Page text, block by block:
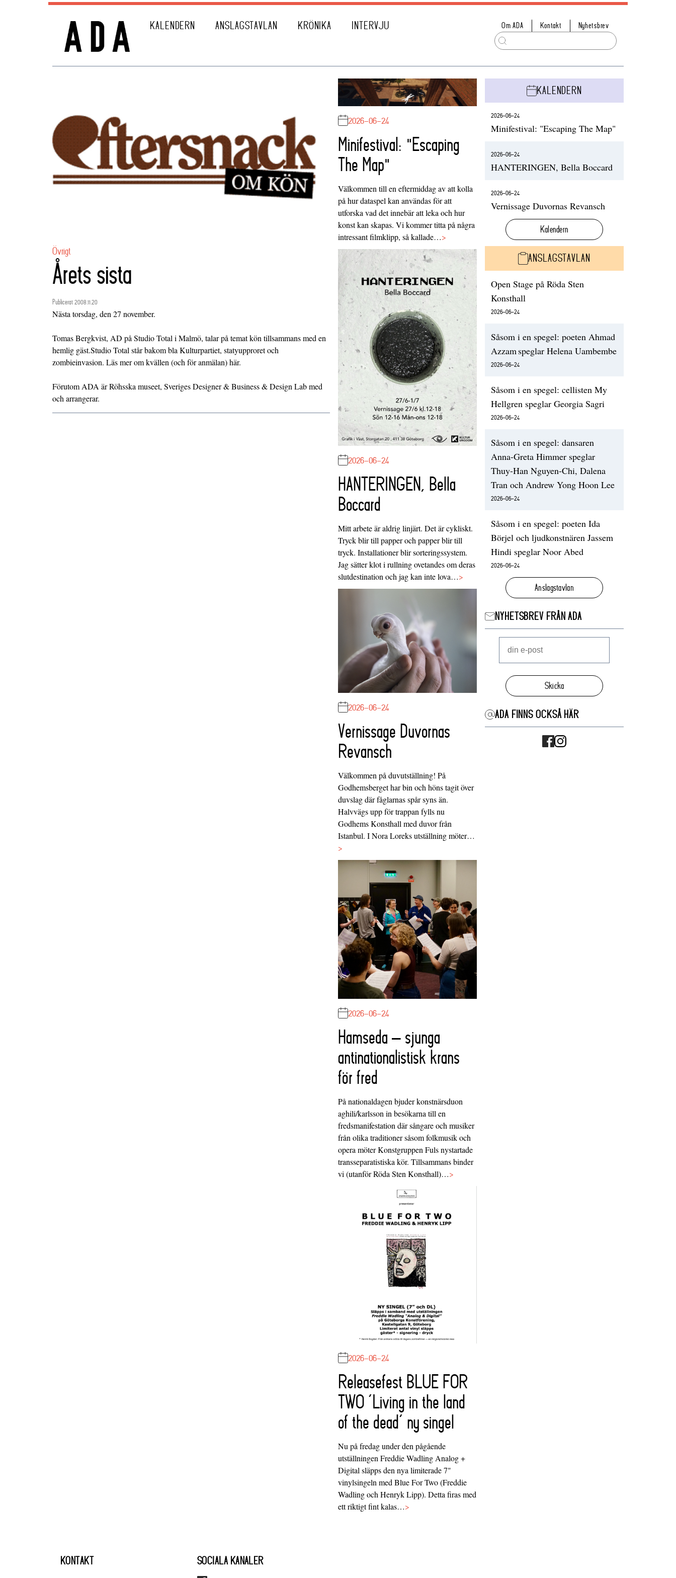
KALENDERN ANSLAGSTAVLAN KRÖNIKA INTERVJU Om ADA Kontakt Nyhetsbrev
Övrigt
Årets sista
Publicerat 2008.11.20
Nästa torsdag, den 27 november.
Tomas Bergkvist, AD påStudio Totali Malmö, talar på temat kön tillsammans med en
hemlig gäst.Studio Total står bakom bla Kulturpartiet, statyupproret och
zombieinvasion. Läs mer om kvällen (och för anmälan)här.
Förutom ADA är Röhsska museet, Sveriges Designer & Business & Design Lab med
och arrangerar.
2026-06-24
Minifestival: "Escaping
The Map"
Välkommen till en eftermiddag av att kolla
på hur dataspel kan användas för att
utforska vad det innebär att leka och hur
konst kan skapas. Vi kommer titta på några
intressant filmklipp, så kallade…>
2026-06-24
HANTERINGEN, Bella
Boccard
Mitt arbete är aldrig linjärt. Det är cykliskt.
Tryck blir till papper och papper blir till
tryck. Installationer blir sorteringssystem.
Jag sätter klot i rullning ovetandes om deras
slutdestination och jag kan inte lova…>
2026-06-24
Vernissage Duvornas
Revansch
Välkommen på duvutställning! På
Godhemsberget har bin och höns tagit över
duvslag där fåglarnas spår syns än.
Halvvägs upp för trappan fylls nu
Godhems Konsthall med duvor från
Istanbul. I Nora Loreks utställning möter…
>
2026-06-24
Hamseda – sjunga
antinationalistisk krans
för fred
På nationaldagen bjuder konstnärsduon
aghili/karlsson in besökarna till en
fredsmanifestation där sångare och musiker
från olika traditioner såsom folkmusik och
opera möter Konstgruppen Fuls nystartade
transseparatistiska kör. Tillsammans binder
vi (utanför Röda Sten Konsthall)…>
2026-06-24
Releasefest BLUE FOR
TWO ‘Living in the land
of the dead’ ny singel
Nu på fredag under den pågående
utställningen Freddie Wadling Analog +
Digital släpps den nya limiterade 7"
vinylsingeln med Blue For Two (Freddie
Wadling och Henryk Lipp). Detta firas med
ett riktigt fint kalas…>
KALENDERN
2026-06-24
Minifestival: "Escaping The Map"
2026-06-24
HANTERINGEN, Bella Boccard
2026-06-24
Vernissage Duvornas Revansch
Kalendern
ANSLAGSTAVLAN
Open Stage på Röda Sten
Konsthall
2026-06-24
Såsom i en spegel: poeten Ahmad
Azzam speglar Helena Uambembe
2026-06-24
Såsom i en spegel: cellisten My
Hellgren speglar Georgia Sagri
2026-06-24
Såsom i en spegel: dansaren
Anna-Greta Himmer speglar
Thuy-Han Nguyen-Chi, Dalena
Tran och Andrew Yong Hoon Lee
2026-06-24
Såsom i en spegel: poeten Ida
Börjel och ljudkonstnären Jassem
Hindi speglar Noor Abed
2026-06-24
Anslagstavlan
NYHETSBREV FRÅN ADA
Skicka
ADA FINNS OCKSÅ HÄR
KONTAKT SOCIALA KANALER